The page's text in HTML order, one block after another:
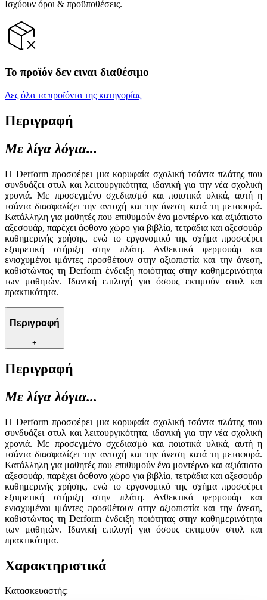
Ισχύουν όροι & προϋποθέσεις.
Το προϊόν δεν ειναι διαθέσιμο
Δες όλα τα προϊόντα της κατηγορίας
Περιγραφή
Με λίγα λόγια...
Η Derform προσφέρει μια κορυφαία σχολική τσάντα πλάτης που
συνδυάζει στυλ και λειτουργικότητα, ιδανική για την νέα σχολική
χρονιά. Με προσεγμένο σχεδιασμό και ποιοτικά υλικά, αυτή η
τσάντα διασφαλίζει την αντοχή και την άνεση κατά τη μεταφορά.
Κατάλληλη για μαθητές που επιθυμούν ένα μοντέρνο και αξιόπιστο
αξεσουάρ, παρέχει άφθονο χώρο για βιβλία, τετράδια και αξεσουάρ
καθημερινής χρήσης, ενώ το εργονομικό της σχήμα προσφέρει
εξαιρετική στήριξη στην πλάτη. Ανθεκτικά φερμουάρ και
ενισχυμένοι ιμάντες προσθέτουν στην αξιοπιστία και την άνεση,
καθιστώντας τη Derform ένδειξη ποιότητας στην καθημερινότητα
των μαθητών. Ιδανική επιλογή για όσους εκτιμούν στυλ και
πρακτικότητα.
Περιγραφή
+
Περιγραφή
Με λίγα λόγια...
Η Derform προσφέρει μια κορυφαία σχολική τσάντα πλάτης που
συνδυάζει στυλ και λειτουργικότητα, ιδανική για την νέα σχολική
χρονιά. Με προσεγμένο σχεδιασμό και ποιοτικά υλικά, αυτή η
τσάντα διασφαλίζει την αντοχή και την άνεση κατά τη μεταφορά.
Κατάλληλη για μαθητές που επιθυμούν ένα μοντέρνο και αξιόπιστο
αξεσουάρ, παρέχει άφθονο χώρο για βιβλία, τετράδια και αξεσουάρ
καθημερινής χρήσης, ενώ το εργονομικό της σχήμα προσφέρει
εξαιρετική στήριξη στην πλάτη. Ανθεκτικά φερμουάρ και
ενισχυμένοι ιμάντες προσθέτουν στην αξιοπιστία και την άνεση,
καθιστώντας τη Derform ένδειξη ποιότητας στην καθημερινότητα
των μαθητών. Ιδανική επιλογή για όσους εκτιμούν στυλ και
πρακτικότητα.
Χαρακτηριστικά
Κατασκευαστής: